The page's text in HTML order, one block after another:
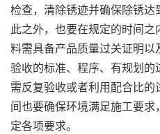
检查，清除锈迹并确保除锈
此之外，也要在规定的时间
料需具备产品质量过关证明
验收的标准、程序、有规划
需反复验收或者利用配合比
间也要确保环境满足施工要
定各项要求。